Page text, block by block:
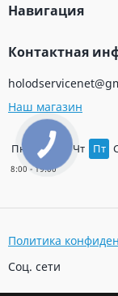
Навигация
Контактная
Наш магазин
Пн Вт Ср Чт Пт
Политика
Соц. сети